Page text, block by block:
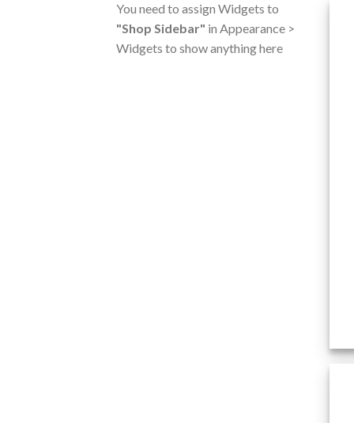
You need to assign Widgets to
"Shop Sidebar" in Appearance >
Widgets to show anything here